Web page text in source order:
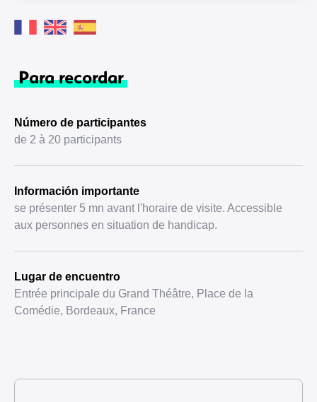
Para recordar
Número de participantes
de 2 à 20 participants
Información importante
se présenter 5 mn avant l'horaire de visite. Accessible
aux personnes en situation de handicap.
Lugar de encuentro
Entrée principale du Grand Théâtre, Place de la
Comédie, Bordeaux, France